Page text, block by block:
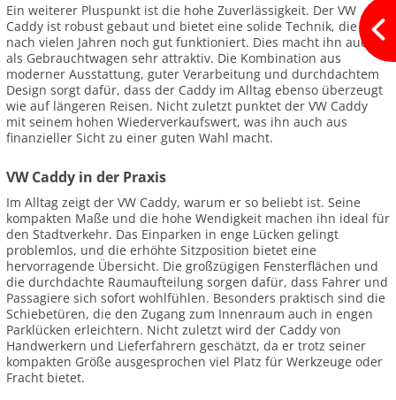
Ein weiterer Pluspunkt ist die hohe Zuverlässigkeit. Der VW
Caddy ist robust gebaut und bietet eine solide Technik, die auch
nach vielen Jahren noch gut funktioniert. Dies macht ihn auch
als Gebrauchtwagen sehr attraktiv. Die Kombination aus
moderner Ausstattung, guter Verarbeitung und durchdachtem
Design sorgt dafür, dass der Caddy im Alltag ebenso überzeugt
wie auf längeren Reisen. Nicht zuletzt punktet der VW Caddy
mit seinem hohen Wiederverkaufswert, was ihn auch aus
finanzieller Sicht zu einer guten Wahl macht.
VW Caddy in der Praxis
Im Alltag zeigt der VW Caddy, warum er so beliebt ist. Seine
kompakten Maße und die hohe Wendigkeit machen ihn ideal für
den Stadtverkehr. Das Einparken in enge Lücken gelingt
problemlos, und die erhöhte Sitzposition bietet eine
hervorragende Übersicht. Die großzügigen Fensterflächen und
die durchdachte Raumaufteilung sorgen dafür, dass Fahrer und
Passagiere sich sofort wohlfühlen. Besonders praktisch sind die
Schiebetüren, die den Zugang zum Innenraum auch in engen
Parklücken erleichtern. Nicht zuletzt wird der Caddy von
Handwerkern und Lieferfahrern geschätzt, da er trotz seiner
kompakten Größe ausgesprochen viel Platz für Werkzeuge oder
Fracht bietet.